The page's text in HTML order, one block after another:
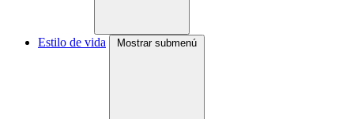
Estilo de vida Mostrar submenú